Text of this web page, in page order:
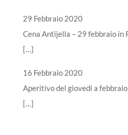
29 Febbraio 2020
Cena Antijella – 29 febbraio in
[…]
16 Febbraio 2020
Aperitivo del giovedì a
[…]